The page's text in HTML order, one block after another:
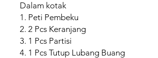
Dalam kotak
1. Peti Pembeku
2. 2 Pcs Keranjang
3. 1 Pcs Partisi
4. 1 Pcs Tutup Lubang Buang